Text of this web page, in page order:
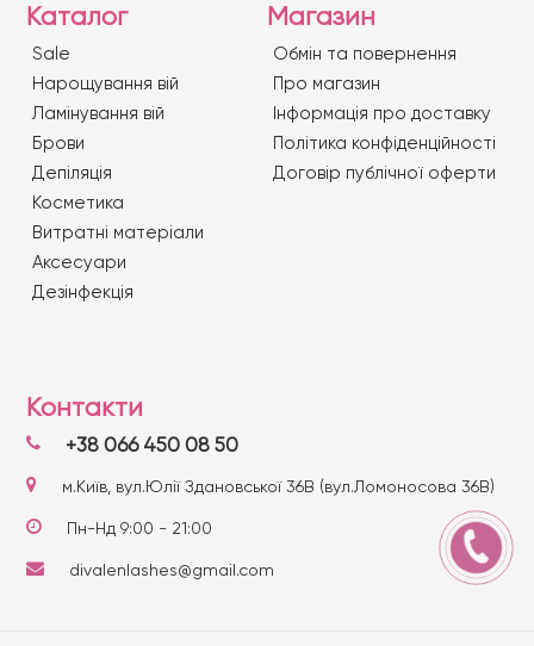
Каталог
Sale
Нарощування вій
Ламінування вій
Брови
Депіляція
Косметика
Витратні матеріали
Аксесуари
Дезінфекція
Магазин
Обмін та повернення
Про магазин
Iнформація про доставку
Політика конфіденційності
Договір публічної оферти
Контакти
+38 066 450 08 50
м.Київ, вул.Юлії Здановської 36В (вул.Ломоносова 36В)
Пн-Нд 9:00 - 21:00
divalenlashes@gmail.com